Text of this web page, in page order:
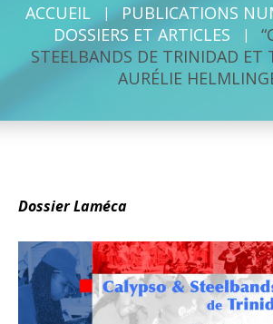
ACCUEIL
PUBLICATIONS
DOSSIERS ET ARTICLES
STEELBANDS DE TRINIDAD ET
AURÉLIE
Dossier Laméca